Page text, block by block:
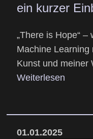
ein kurzer
„There is Hope“
Machine Learning
Kunst und meiner
Weiterlesen
01.01.2025